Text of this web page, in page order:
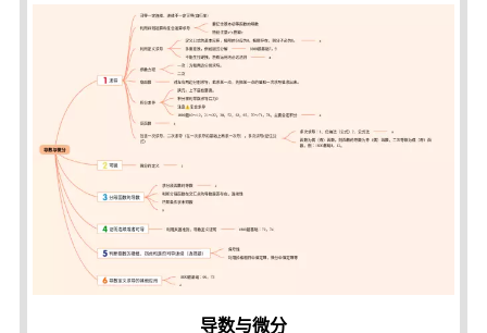
导数与微分